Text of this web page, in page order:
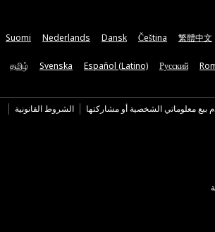
繁體中文
Čeština
Dansk
Nederlands
Suomi
Русский
Español (Latino)
Svenska
தமிழ்
بيع معلوماتي الشخصية أو مشاركتها الشروط القانونية